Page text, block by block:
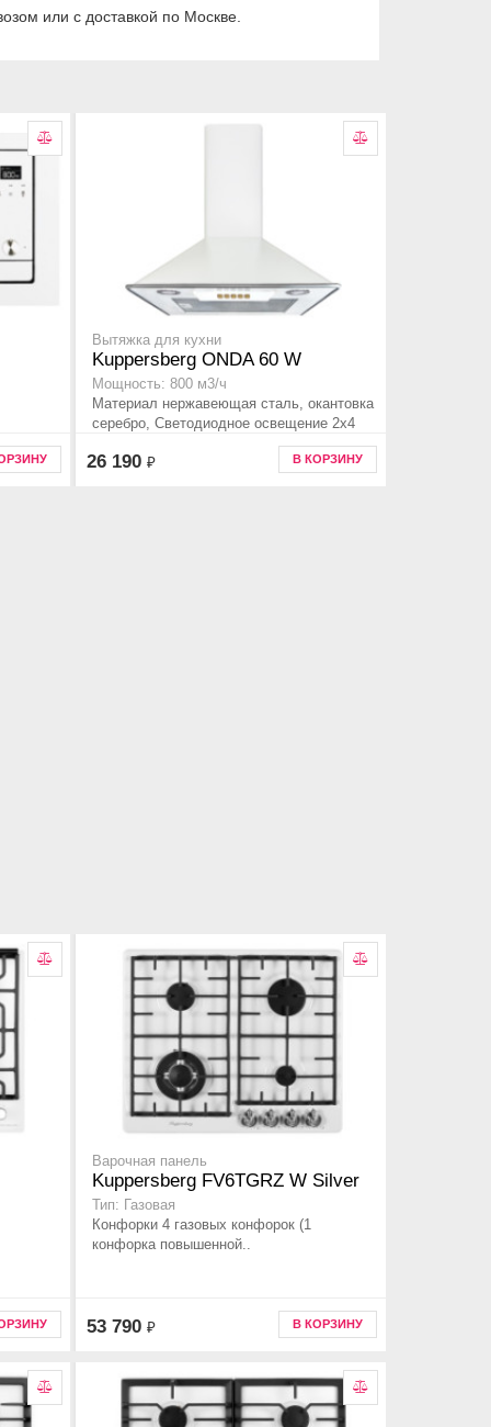
или с доставкой по Москве.
Вытяжка для кухни
Kuppersberg ONDA 60 W
Мощность: 800 м3/ч
Материал нержавеющая сталь, окантовка
серебро, Светодиодное освещение 2х4
26 190 ₽ В КОРЗИНУ
Варочная панель
Kuppersberg FV6TGRZ W Silver
Тип: Газовая
Конфорки 4 газовых конфорок (1
конфорка повышенной..
53 790 ₽ В КОРЗИНУ